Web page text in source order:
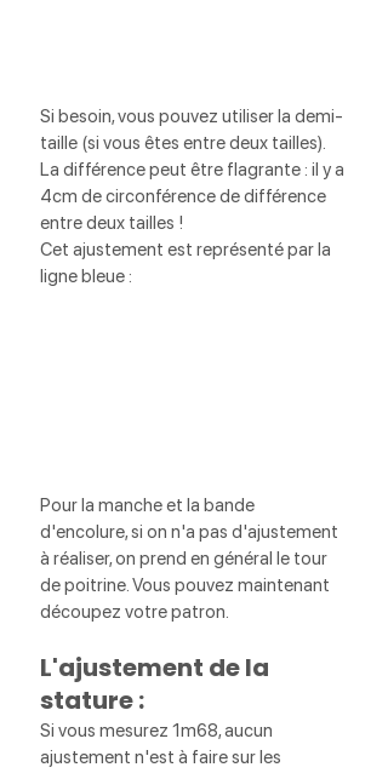
Si besoin, vous pouvez utiliser la demi-
taille (si vous êtes entre deux tailles).
La différence peut être flagrante : il y a
4cm de circonférence de différence
entre deux tailles !
Cet ajustement est représenté par la
ligne bleue :
Pour la manche et la bande
d'encolure, si on n'a pas d'ajustement
à réaliser, on prend en général le tour
de poitrine. Vous pouvez maintenant
découpez votre patron.
L'ajustement de la
stature :
Si vous mesurez 1m68, aucun
ajustement n'est à faire sur les